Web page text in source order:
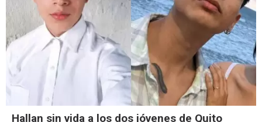
Hallan sin vida a los dos jóvenes de Quito